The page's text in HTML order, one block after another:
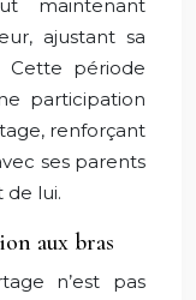
maintenant
ajustant sa
Cette période
participation
renforçant
ses parents
de lui.
aux bras
n’est pas